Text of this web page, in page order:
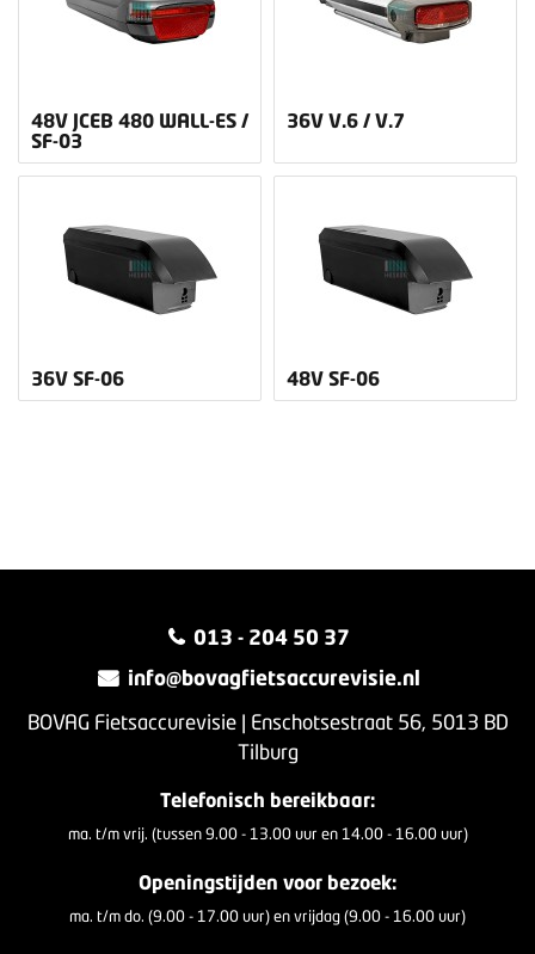
48V JCEB 480 WALL-ES /
SF-03
36V V.6 / V.7
36V SF-06 48V SF-06
013 - 204 50 37
info@bovagfietsaccurevisie.nl
BOVAG Fietsaccurevisie | Enschotsestraat 56, 5013 BD
Tilburg
Telefonisch bereikbaar:
ma. t/m vrij. (tussen 9.00 - 13.00 uur en 14.00 - 16.00 uur)
Openingstijden voor bezoek:
ma. t/m do. (9.00 - 17.00 uur) en vrijdag (9.00 - 16.00 uur)